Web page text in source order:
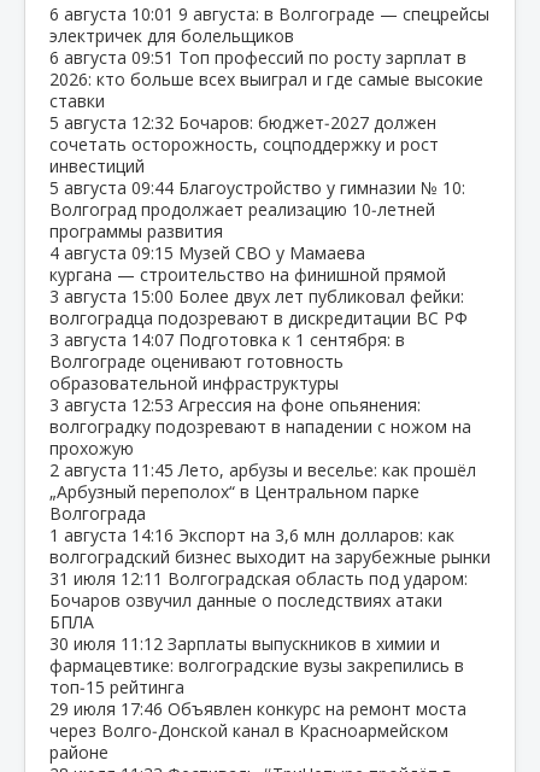
6 августа 10:01 9 августа: в Волгограде — спецрейсы
электричек для болельщиков
6 августа 09:51 Топ профессий по росту зарплат в
2026: кто больше всех выиграл и где самые высокие
ставки
5 августа 12:32 Бочаров: бюджет‑2027 должен
сочетать осторожность, соцподдержку и рост
инвестиций
5 августа 09:44 Благоустройство у гимназии № 10:
Волгоград продолжает реализацию 10‑летней
программы развития
4 августа 09:15 Музей СВО у Мамаева
кургана — строительство на финишной прямой
3 августа 15:00 Более двух лет публиковал фейки:
волгоградца подозревают в дискредитации ВС РФ
3 августа 14:07 Подготовка к 1 сентября: в
Волгограде оценивают готовность
образовательной инфраструктуры
3 августа 12:53 Агрессия на фоне опьянения:
волгоградку подозревают в нападении с ножом на
прохожую
2 августа 11:45 Лето, арбузы и веселье: как прошёл
„Арбузный переполох“ в Центральном парке
Волгограда
1 августа 14:16 Экспорт на 3,6 млн долларов: как
волгоградский бизнес выходит на зарубежные рынки
31 июля 12:11 Волгоградская область под ударом:
Бочаров озвучил данные о последствиях атаки
БПЛА
30 июля 11:12 Зарплаты выпускников в химии и
фармацевтике: волгоградские вузы закрепились в
топ‑15 рейтинга
29 июля 17:46 Объявлен конкурс на ремонт моста
через Волго‑Донской канал в Красноармейском
районе